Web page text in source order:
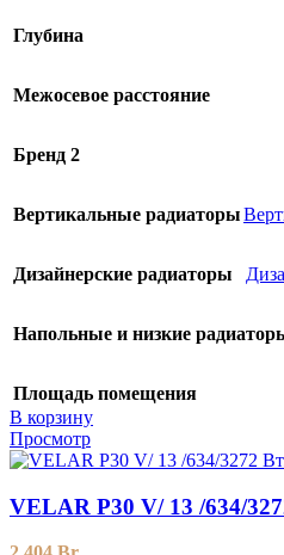
Глубина
Межосевое расстояние
Бренд 2
Вертикальные радиаторы
Дизайнерские радиаторы
Напольные и низкие
Площадь помещения
В корзину
Просмотр
VELAR P30 V/ 13 /634/